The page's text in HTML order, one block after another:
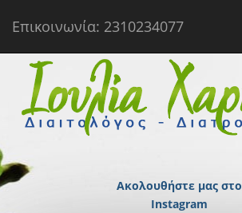
Επικοινωνία: 2310234077
Ακολουθήστε μας στο
Instagram